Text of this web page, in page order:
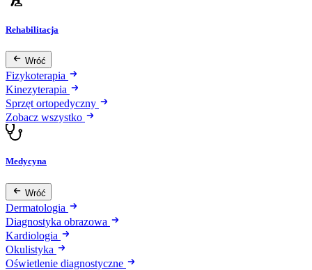
Rehabilitacja
Wróć
Fizykoterapia
Kinezyterapia
Sprzęt ortopedyczny
Zobacz wszystko
Medycyna
Wróć
Dermatologia
Diagnostyka obrazowa
Kardiologia
Okulistyka
Oświetlenie diagnostyczne